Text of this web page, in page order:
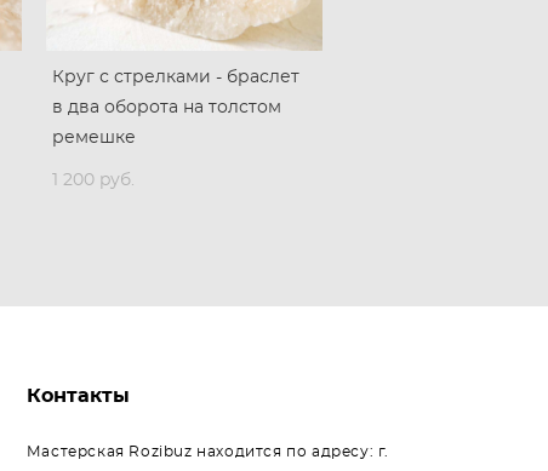
Круг с стрелками - браслет
в два оборота на толстом
ремешке
1 200 pуб.
Контакты
Мастерская Rozibuz находится по адресу: г.